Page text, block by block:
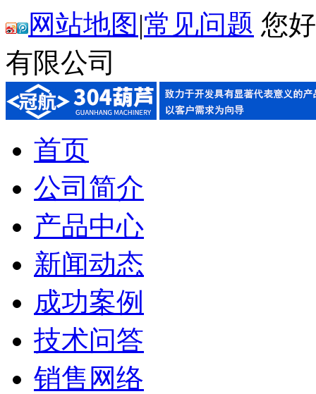
网站地图 |常见问题 您
有限公司
首页
公司简介
产品中心
新闻动态
成功案例
技术问答
销售网络